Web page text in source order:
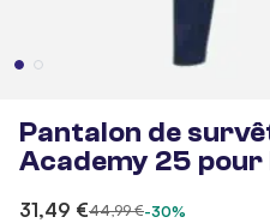
Pantalon de
Academy 25 pour
31,49 €44,99 €-30%